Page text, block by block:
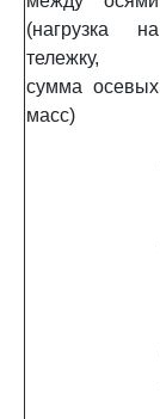
(нагрузка на
тележку,
сумма осевых
масс)